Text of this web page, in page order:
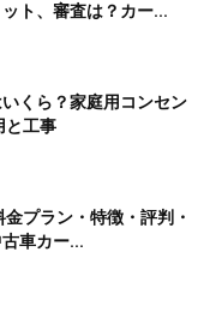
ト、審査は？カー...
くら？家庭用コンセン
と工事
プラン・特徴・評判・
車カー...